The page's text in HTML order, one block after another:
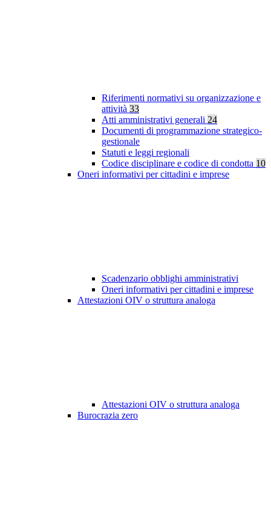
Riferimenti normativi su organizzazione e
attività 33
Atti amministrativi generali 24
Documenti di programmazione strategico-
gestionale
Statuti e leggi regionali
Codice disciplinare e codice di condotta 10
Oneri informativi per cittadini e imprese
Scadenzario obblighi amministrativi
Oneri informativi per cittadini e imprese
Attestazioni OIV o struttura analoga
Attestazioni OIV o struttura analoga
Burocrazia zero